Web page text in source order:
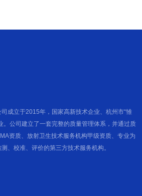
成立于2015年，国家高新技术企业、杭州市“雏
。公司建立了一套完整的质量管理体系，并通过质
资质、放射卫生技术服务机构甲级资质、专业为
、校准、评价的第三方技术服务机构。